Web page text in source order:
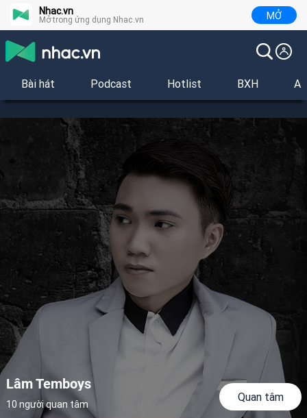
Nhac.vn
Mở trong ứng dụng Nhac.vn MỞ
Bài hát Podcast Hotlist BXH
Lâm Temboys
10 người quan tâm
Quan tâm